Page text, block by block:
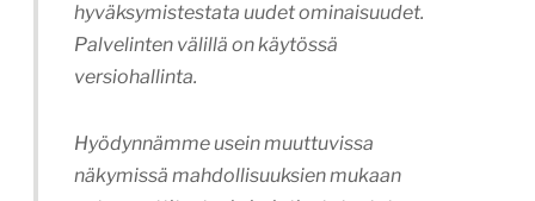
hyväksymistestata uudet ominaisuudet.
Palvelinten välillä on käytössä
versiohallinta.
Hyödynnämme usein muuttuvissa
näkymissä mahdollisuuksien mukaan